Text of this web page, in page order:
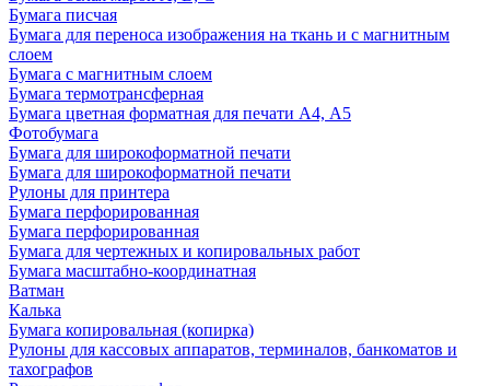
Бумага писчая
Бумага для переноса изображения на ткань и с магнитным
слоем
Бумага с магнитным слоем
Бумага термотрансферная
Бумага цветная форматная для печати А4, А5
Фотобумага
Бумага для широкоформатной печати
Бумага для широкоформатной печати
Рулоны для принтера
Бумага перфорированная
Бумага перфорированная
Бумага для чертежных и копировальных работ
Бумага масштабно-координатная
Ватман
Калька
Бумага копировальная (копирка)
Рулоны для кассовых аппаратов, терминалов, банкоматов и
тахографов